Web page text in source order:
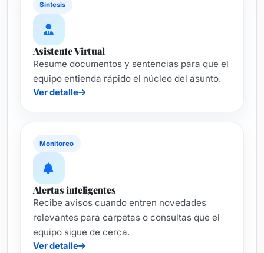
Síntesis
Asistente Virtual
Resume documentos y sentencias para que el
equipo entienda rápido el núcleo del asunto.
Ver detalle
Monitoreo
Alertas inteligentes
Recibe avisos cuando entren novedades
relevantes para carpetas o consultas que el
equipo sigue de cerca.
Ver detalle